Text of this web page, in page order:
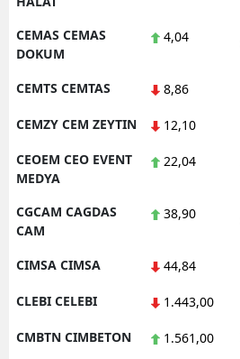
CEMAS CEMAS
DOKUM
4,04
CEMTS CEMTAS 8,86
CEMZY CEM ZEYTIN 12,10
CEOEM CEO EVENT
MEDYA
22,04
CGCAM CAGDAS
CAM
38,90
CIMSA CIMSA 44,84
CLEBI CELEBI 1.443,00
CMBTN CIMBETON 1.561,00